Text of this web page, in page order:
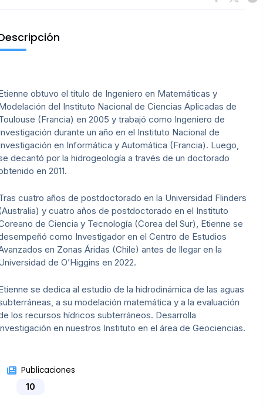
obtuvo el título de Ingeniero en Matemáticas y
del Instituto Nacional de Ciencias Aplicadas de
(Francia) en 2005 y trabajó como Ingeniero de
durante un año en el Instituto Nacional de
en Informática y Automática (Francia). Luego,
decantó por la hidrogeología a través de un doctorado
en 2011.
cuatro años de postdoctorado en la Universidad Flinders
y cuatro años de postdoctorado en el Instituto
de Ciencia y Tecnología (Corea del Sur), Etienne se
como Investigador en el Centro de Estudios
en Zonas Áridas (Chile) antes de llegar en la
de O’Higgins en 2022.
se dedica al estudio de la hidrodinámica de las aguas
a su modelación matemática y a la evaluación
los recursos hídricos subterráneos. Desarrolla
en nuestros Instituto en el área de Geociencias.
Publicaciones
10